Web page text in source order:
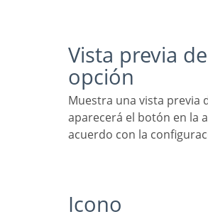
Vista previa de la
opción
Muestra una vista previa de cómo
aparecerá el botón en la
acuerdo con la
Icono